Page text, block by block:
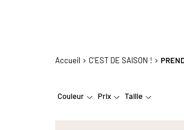
Accueil C'EST DE SAISON !
Couleur Prix Taille